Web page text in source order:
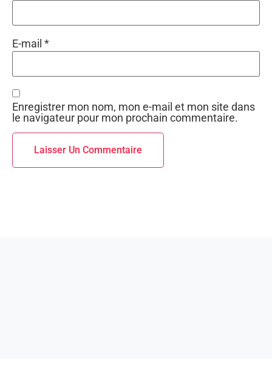
E-mail *
Enregistrer mon nom, mon e-mail et mon site dans
le navigateur pour mon prochain commentaire.